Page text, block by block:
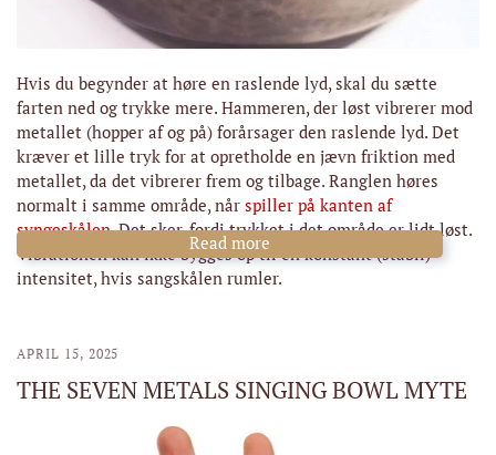
Hvis du begynder at høre en raslende lyd, skal du sætte
farten ned og trykke mere. Hammeren, der løst vibrerer mod
metallet (hopper af og på) forårsager den raslende lyd. Det
kræver et lille tryk for at opretholde en jævn friktion med
metallet, da det vibrerer frem og tilbage. Ranglen høres
normalt i samme område, når spiller på kanten af
syngeskålen. Det sker, fordi trykket i det område er lidt løst.
Vibrationen kan ikke bygges op til en konstant (stabil)
intensitet, hvis sangskålen rumler.
Read more
APRIL 15, 2025
THE SEVEN METALS SINGING BOWL MYTE